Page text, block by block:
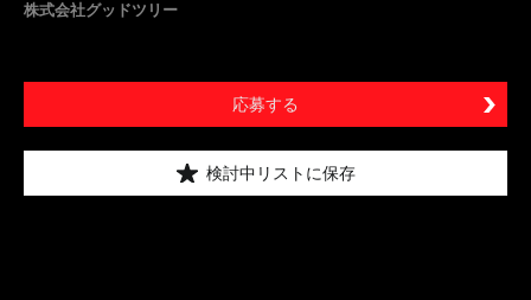
株式会社グッドツリー
応募する
検討中リストに保存